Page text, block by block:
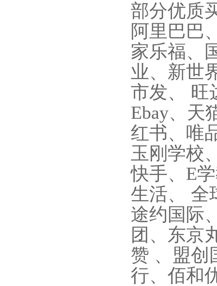
部分优质
阿里巴巴
家乐福、
业、新世
市发、 旺
Ebay、天
红书、唯
玉刚学校
快手、E
生活、 全
途约国际
团、东京
赞 、盟创
行、佰和